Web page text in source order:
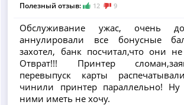
Полезный отзыв: 12 9
Обслуживание ужас, очень
аннулировали все бонусные
захотел, банк посчитал,что они
Отврат!!! Принтер
перевыпуск карты
чинили принтер параллельно!
ними иметь не хочу.